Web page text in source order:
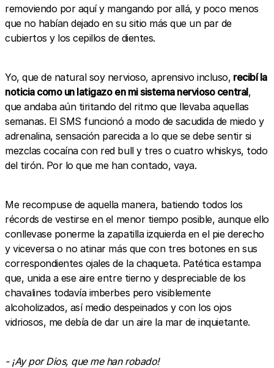
removiendo por aquí y mangando por allá, y poco menos
que no habían dejado en su sitio más que un par de
cubiertos y los cepillos de dientes.
Yo, que de natural soy nervioso, aprensivo incluso, recibí la
noticia como un latigazo en mi sistema nervioso central,
que andaba aún tiritando del ritmo que llevaba aquellas
semanas. El SMS funcionó a modo de sacudida de miedo y
adrenalina, sensación parecida a lo que se debe sentir si
mezclas cocaína con red bull y tres o cuatro whiskys, todo
del tirón. Por lo que me han contado, vaya.
Me recompuse de aquella manera, batiendo todos los
récords de vestirse en el menor tiempo posible, aunque ello
conllevase ponerme la zapatilla izquierda en el pie derecho
y viceversa o no atinar más que con tres botones en sus
correspondientes ojales de la chaqueta. Patética estampa
que, unida a ese aire entre tierno y despreciable de los
chavalines todavía imberbes pero visiblemente
alcoholizados, así medio despeinados y con los ojos
vidriosos, me debía de dar un aire la mar de inquietante.
- ¡Ay por Dios, que me han robado!